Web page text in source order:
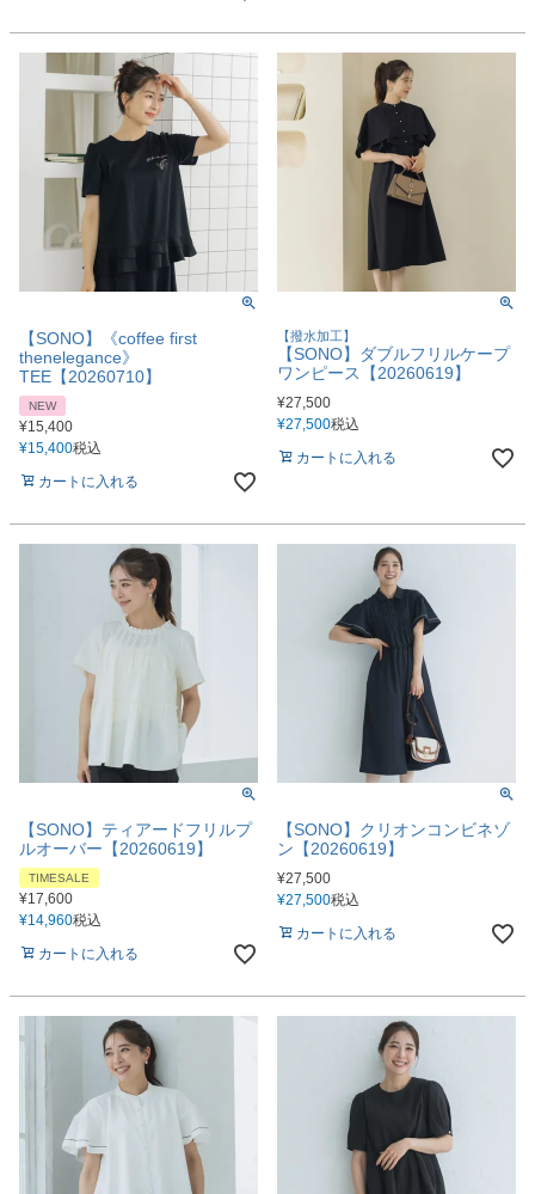
【SONO】《coffee first
thenelegance》
TEE【20260710】
NEW
¥15,400
¥15,400税込
カートに入れる
【撥水加工】
【SONO】ダブルフリルケープ
ワンピース【20260619】
¥27,500
¥27,500税込
カートに入れる
【SONO】ティアードフリルプ
ルオーバー【20260619】
TIMESALE
¥17,600
¥14,960税込
カートに入れる
【SONO】クリオンコンビネゾ
ン【20260619】
¥27,500
¥27,500税込
カートに入れる